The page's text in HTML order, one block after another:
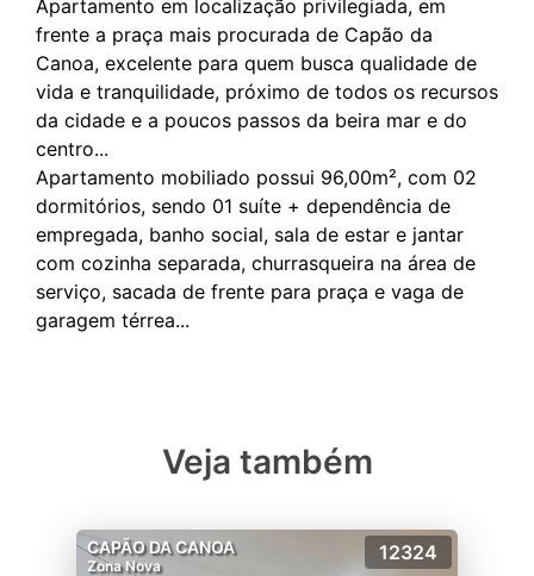
Apartamento em localização privilegiada, em
frente a praça mais procurada de Capão da
Canoa, excelente para quem busca qualidade de
vida e tranquilidade, próximo de todos os recursos
da cidade e a poucos passos da beira mar e do
centro...
Apartamento mobiliado possui 96,00m², com 02
dormitórios, sendo 01 suíte + dependência de
empregada, banho social, sala de estar e jantar
com cozinha separada, churrasqueira na área de
serviço, sacada de frente para praça e vaga de
Veja também
CAPÃO DA CANOA
Zona Nova
12324